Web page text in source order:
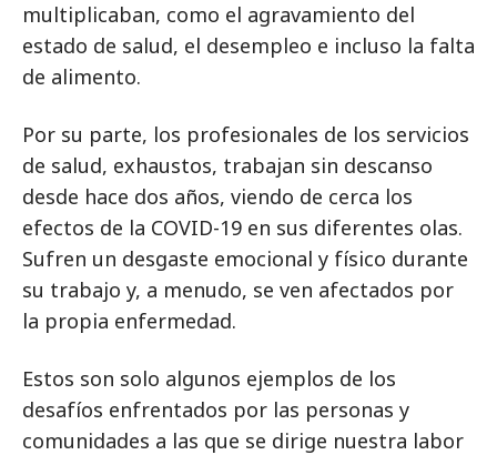
multiplicaban, como el agravamiento del
estado de salud, el desempleo e incluso la falta
de alimento.
Por su parte, los profesionales de los servicios
de salud, exhaustos, trabajan sin descanso
desde hace dos años, viendo de cerca los
efectos de la COVID-19 en sus diferentes olas.
Sufren un desgaste emocional y físico durante
su trabajo y, a menudo, se ven afectados por
la propia enfermedad.
Estos son solo algunos ejemplos de los
desafíos enfrentados por las personas y
comunidades a las que se dirige nuestra labor